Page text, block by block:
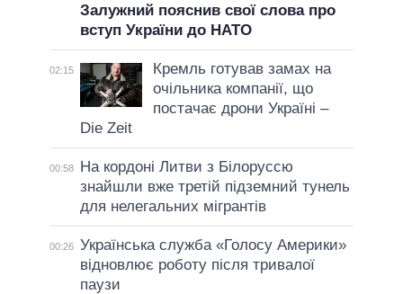
Залужний пояснив свої слова про
вступ України до НАТО
02:15
Кремль готував замах на
очільника компанії, що
постачає дрони Україні –
Die Zeit
00:58
На кордоні Литви з Білоруссю
знайшли вже третій підземний тунель
для нелегальних мігрантів
00:26 Українська служба «Голосу Америки»
відновлює роботу після тривалої
паузи